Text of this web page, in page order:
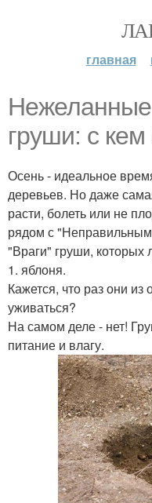
главная
груши: с
Осень - идеальное
деревьев. Но даже
расти, болеть или не
рядом с
"Враги" груши,
1. яблоня.
Кажется, что раз они
уживаться?
На самом деле - нет!
питание и влагу.